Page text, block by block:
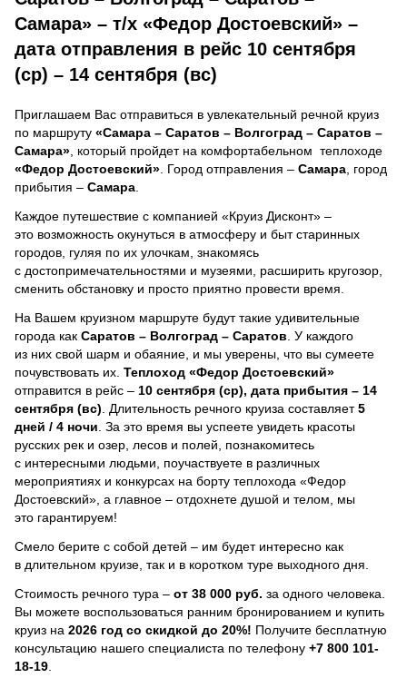
Самара» – т/х «Федор Достоевский» –
дата отправления в рейс 10 сентября
(ср) – 14 сентября (вс)
Приглашаем Вас отправиться в увлекательный речной круиз
по маршруту «Самара – Саратов – Волгоград – Саратов –
Самара» , который пройдет на комфортабельном теплоходе
«Федор Достоевский» . Город отправления – Самара , город
прибытия – Самара
Каждое путешествие с компанией «Круиз Дисконт» –
это возможность окунуться в атмосферу и быт старинных
городов, гуляя по их улочкам, знакомясь
с достопримечательностями и музеями, расширить кругозор,
сменить обстановку и просто приятно провести время.
На Вашем круизном маршруте будут такие удивительные
города как Саратов – Волгоград – Саратов . У каждого
из них свой шарм и обаяние, и мы уверены, что вы сумеете
почувствовать их. Теплоход «Федор Достоевский»
отправится в рейс – 10 сентября (ср), дата прибытия – 14
сентября (вс) . Длительность речного круиза составляет5
дней / 4 ночи За это время вы успеете увидеть красоты
русских рек и озер, лесов и полей, познакомитесь
с интересными людьми, поучаствуете в различных
мероприятиях и конкурсах на борту теплохода «Федор
Достоевский», а главное – отдохнете душой и телом, мы
это гарантируем!
Смело берите с собой детей – им будет интересно как
в длительном круизе, так и в коротком туре выходного дня.
Стоимость речного тура – от 38 000 руб. за одного человека.
Вы можете воспользоваться ранним бронированием и купить
круиз на 2026 год со скидкой до 20%! Получите бесплатную
консультацию нашего специалиста по телефону +7 800 101-
18-19